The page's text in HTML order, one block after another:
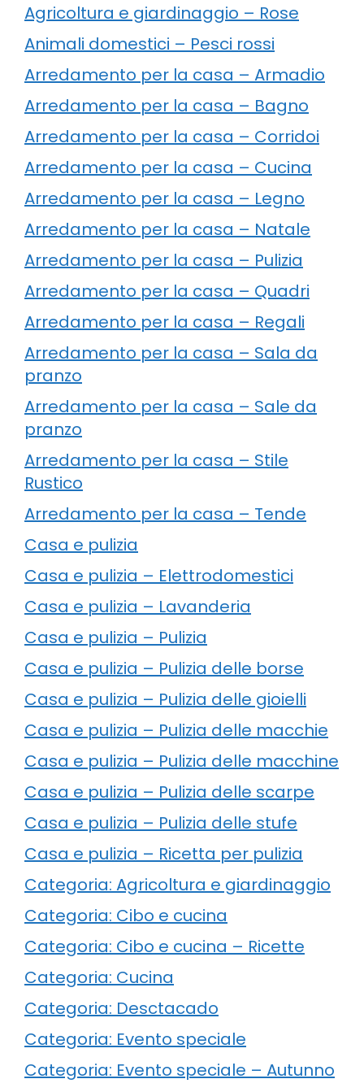
Agricoltura e giardinaggio – Rose
Animali domestici – Pesci rossi
Arredamento per la casa – Armadio
Arredamento per la casa – Bagno
Arredamento per la casa – Corridoi
Arredamento per la casa – Cucina
Arredamento per la casa – Legno
Arredamento per la casa – Natale
Arredamento per la casa – Pulizia
Arredamento per la casa – Quadri
Arredamento per la casa – Regali
Arredamento per la casa – Sala da
pranzo
Arredamento per la casa – Sale da
pranzo
Arredamento per la casa – Stile
Rustico
Arredamento per la casa – Tende
Casa e pulizia
Casa e pulizia – Elettrodomestici
Casa e pulizia – Lavanderia
Casa e pulizia – Pulizia
Casa e pulizia – Pulizia delle borse
Casa e pulizia – Pulizia delle gioielli
Casa e pulizia – Pulizia delle macchie
Casa e pulizia – Pulizia delle macchine
Casa e pulizia – Pulizia delle scarpe
Casa e pulizia – Pulizia delle stufe
Casa e pulizia – Ricetta per pulizia
Categoria: Agricoltura e giardinaggio
Categoria: Cibo e cucina
Categoria: Cibo e cucina – Ricette
Categoria: Cucina
Categoria: Desctacado
Categoria: Evento speciale
Categoria: Evento speciale – Autunno